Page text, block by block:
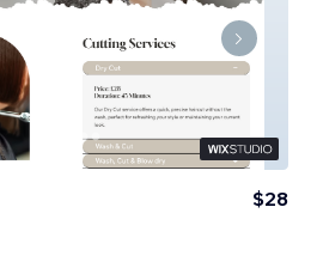
$28